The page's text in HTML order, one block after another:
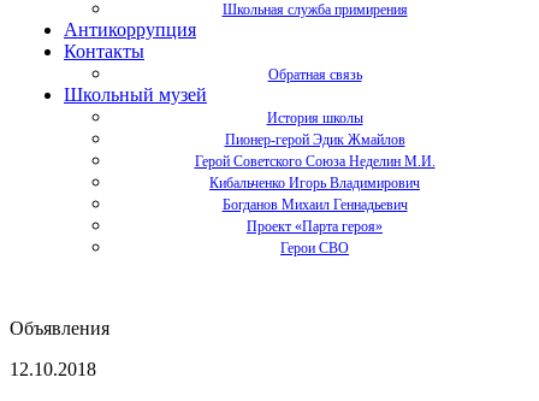
Школьная служба примирения
Антикоррупция
Контакты
Обратная связь
Школьный музей
История школы
Пионер-герой Эдик Жмайлов
Герой Советского Союза Неделин М.И.
Кибальченко Игорь Владимирович
Богданов Михаил Геннадьевич
Проект «Парта героя»
Герои СВО
Объявления
12.10.2018